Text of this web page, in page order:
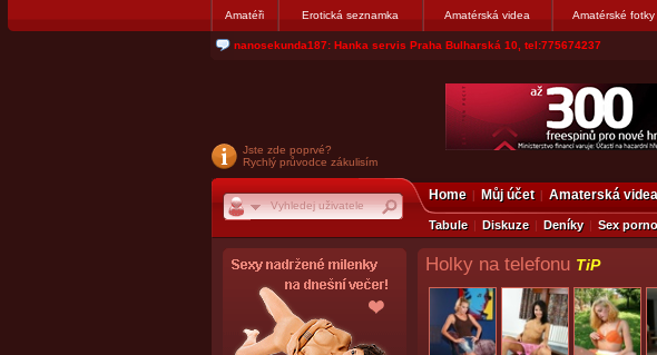
Amatéři Erotická seznamka Amatérská videa Amatérské fotky
nanosekunda187: Hanka servis Praha Bulharská 10, tel:775674237
Jste zde poprvé?
Rychlý průvodce zákulisím
Home Můj účet Amaterská videa
Tabule Diskuze Deníky Sex
Holky na telefonu TiP